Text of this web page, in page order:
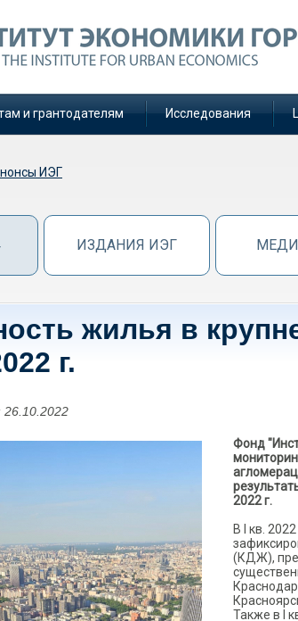
и грантодателям Исследования
ИЭГ
ИЗДАНИЯ ИЭГ
жилья в
г.
Фонд
2022 г.
В I кв.
(КДЖ),
Также в I